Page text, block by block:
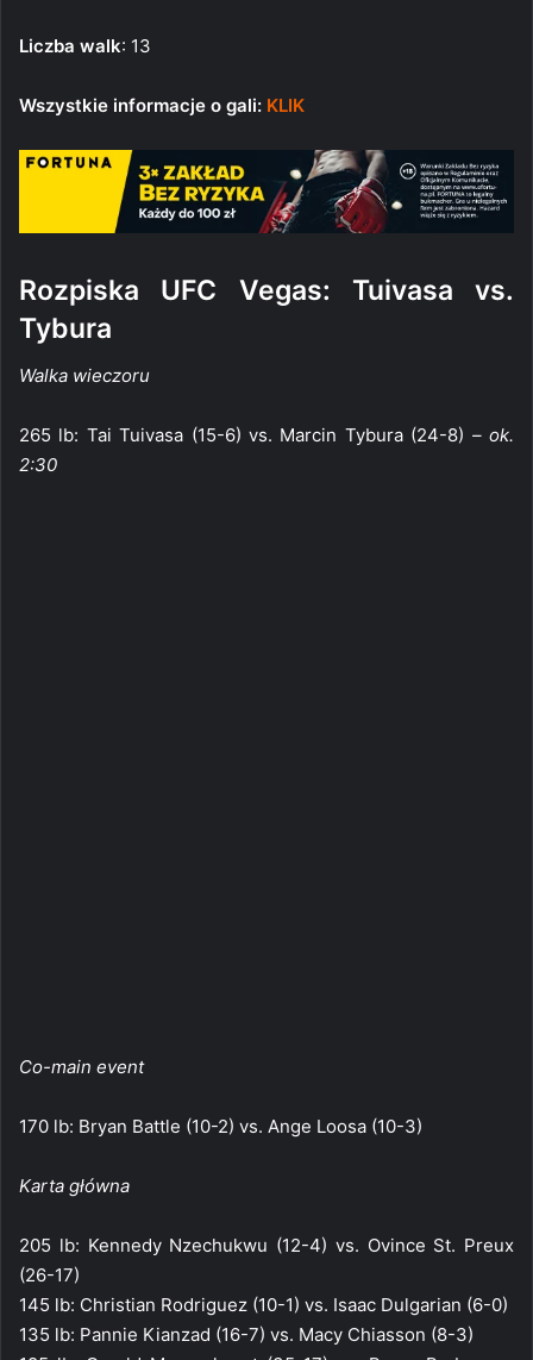
Liczba walk: 13
Wszystkie informacje o gali: KLIK
Rozpiska UFC Vegas: Tuivasa vs.
Tybura
Walka wieczoru
265 lb: Tai Tuivasa (15-6) vs. Marcin Tybura (24-8) – ok.
2:30
Co-main event
170 lb: Bryan Battle (10-2) vs. Ange Loosa (10-3)
Karta główna
205 lb: Kennedy Nzechukwu (12-4) vs. Ovince St. Preux
(26-17)
145 lb: Christian Rodriguez (10-1) vs. Isaac Dulgarian (6-0)
135 lb: Pannie Kianzad (16-7) vs. Macy Chiasson (8-3)